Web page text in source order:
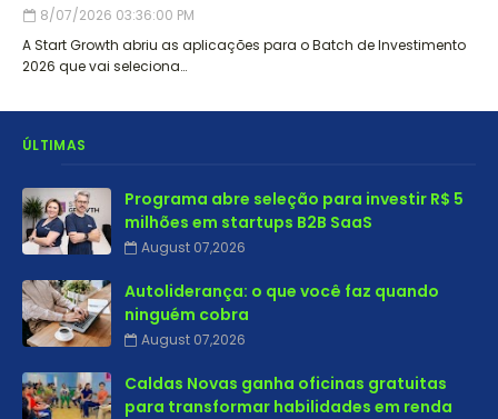
8/07/2026 03:36:00 PM
A Start Growth abriu as aplicações para o Batch de Investimento
2026 que vai seleciona…
ÚLTIMAS
Programa abre seleção para investir R$ 5
milhões em startups B2B SaaS
August 07,2026
Autoliderança: o que você faz quando
ninguém cobra
August 07,2026
Caldas Novas ganha oficinas gratuitas
para transformar habilidades em renda